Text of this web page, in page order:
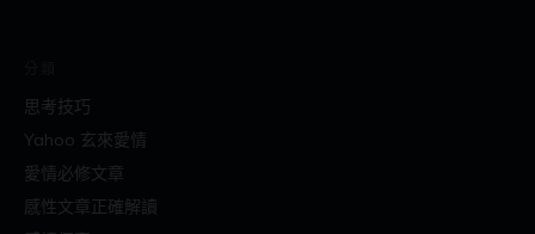
思考技巧
Yahoo 玄來愛情
愛情必修文章
感性文章正確解讀